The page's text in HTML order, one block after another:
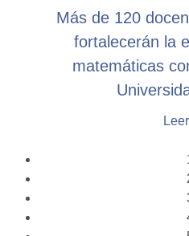
Más de 120
fortalecerán la
matemáticas